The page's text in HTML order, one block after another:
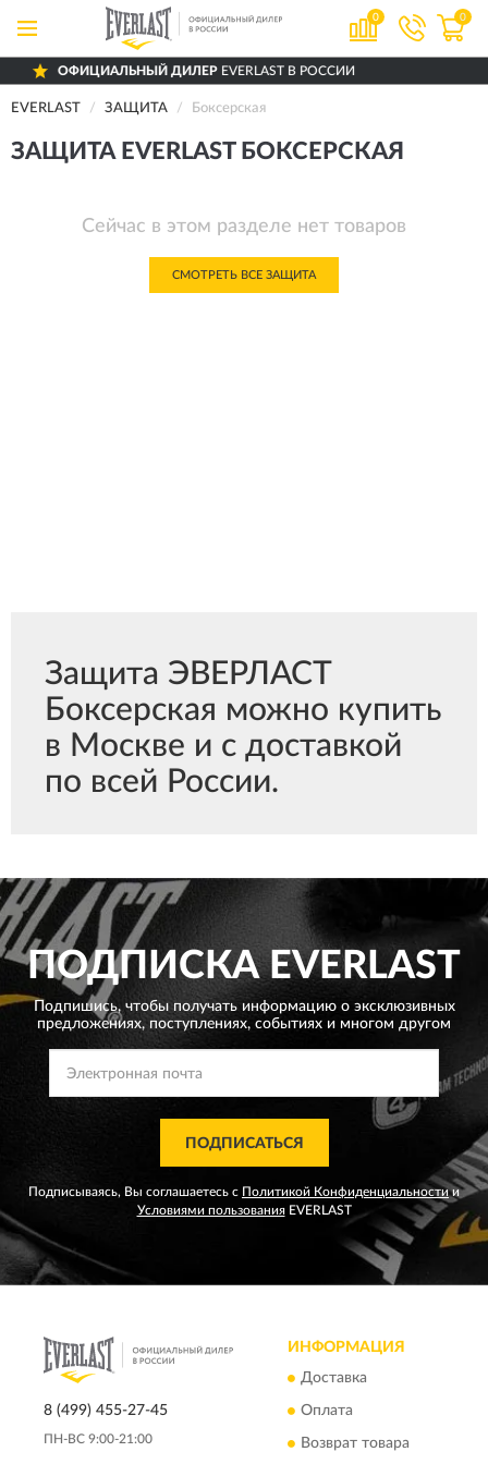
0 0
ОФИЦИАЛЬНЫЙ ДИЛЕР EVERLAST В РОССИИ
EVERLAST ЗАЩИТА Боксерская
ЗАЩИТА EVERLAST БОКСЕРСКАЯ
Сейчас в этом разделе нет товаров
СМОТРЕТЬ ВСЕ ЗАЩИТА
Защита ЭВЕРЛАСТ
Боксерская можно купить
в Москве и с доставкой
по всей России.
ПОДПИСКАEVERLAST
Подпишись, чтобы получать информацию о эксклюзивных
предложениях, поступлениях, событиях и многом другом
ПОДПИСАТЬСЯ
Подписываясь, Вы соглашаетесь с Политикой Конфиденциальности и
Условиями пользованияEVERLAST
8 (499) 455-27-45
ПН-ВС 9:00-21:00
ИНФОРМАЦИЯ
Доставка
Оплата
Возврат товара